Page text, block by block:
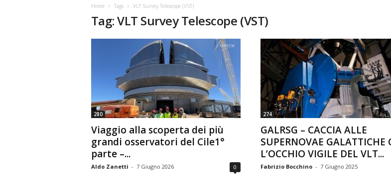
s
t
r
o
n
o
m
i
a
Home Tags VLT Survey Telescope (VST)
Tag: VLT Survey Telescope (VST)
280
Viaggio alla scoperta dei più
grandi osservatori del Cile1°
parte –...
Aldo Zanetti - 7 Giugno 2026 0
274
GALRSG – CACCIA ALLE
SUPERNOVAE GALATTICHE
L’OCCHIO VIGILE DEL VLT...
Fabrizio Bocchino - 7 Giugno 2025